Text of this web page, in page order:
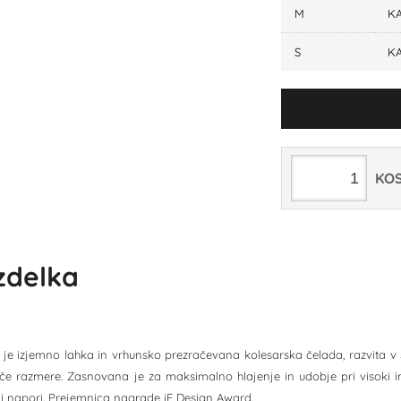
M
S
je izjemno lahka in vrhunsko prezračevana kolesarska čelada, razvita
razmere. Zasnovana je za maksimalno hlajenje in udobje pri visoki
napori. Prejemnica nagrade iF Design Award.